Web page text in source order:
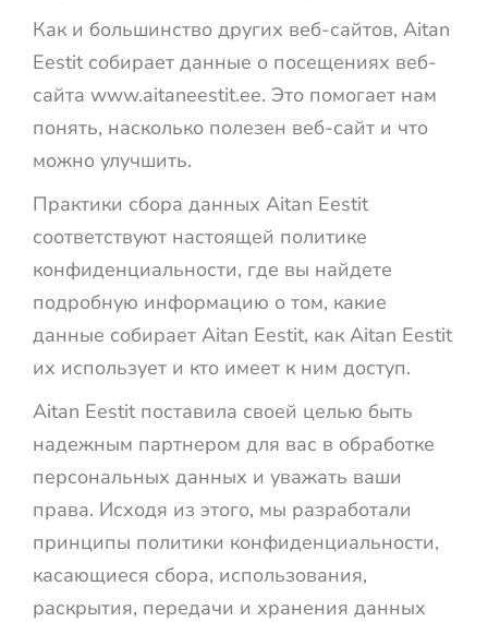
Как и большинство других веб-сайтов, Aitan
Eestit собирает данные о посещениях веб-
сайта www.aitaneestit.ee. Это помогает нам
понять, насколько полезен веб-сайт и что
можно улучшить.
Практики сбора данных Aitan Eestit
соответствуют настоящей политике
конфиденциальности, где вы найдете
подробную информацию о том, какие
данные собирает Aitan Eestit, как Aitan Eestit
их использует и кто имеет к ним доступ.
Aitan Eestit поставила своей целью быть
надежным партнером для вас в обработке
персональных данных и уважать ваши
права. Исходя из этого, мы разработали
принципы политики конфиденциальности,
касающиеся сбора, использования,
раскрытия, передачи и хранения данных